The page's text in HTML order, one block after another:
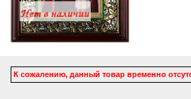
К сожалению, данный товар временно